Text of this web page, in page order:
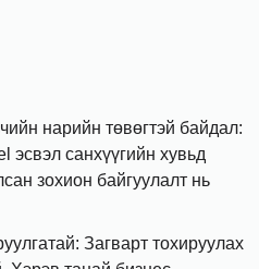
нарийн төвөгтэй байдал:
эсвэл санхүүгийн хувьд
зохион байгуулалт нь
Загварт тохируулах